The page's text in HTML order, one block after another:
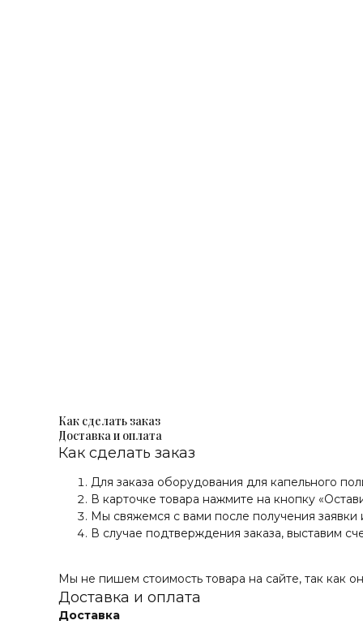
Как сделать заказ
Доставка и оплата
Как сделать заказ
Для заказа оборудования для капельного
В карточке товара нажмите на кнопку
Мы свяжемся с вами после получения заявки
В случае подтверждения заказа, выставим
Мы не пишем стоимость товара на сайте, так как
Доставка и оплата
Доставка